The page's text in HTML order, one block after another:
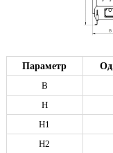
Параметр
B
H
H1
H2